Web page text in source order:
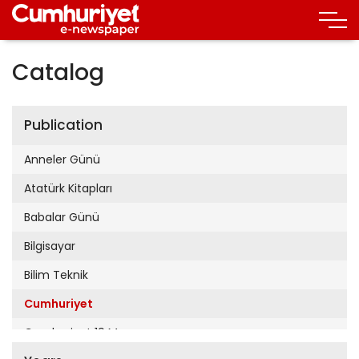
Catalog
Publication
Anneler Günü
Atatürk Kitapları
Babalar Günü
Bilgisayar
Bilim Teknik
Cumhuriyet
Cumhuriyet 19 Mayıs